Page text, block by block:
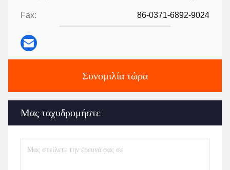
Fax: 86-0371-6892-9024
Συνομιλία τώρα
Μας ταχυδρομήστε